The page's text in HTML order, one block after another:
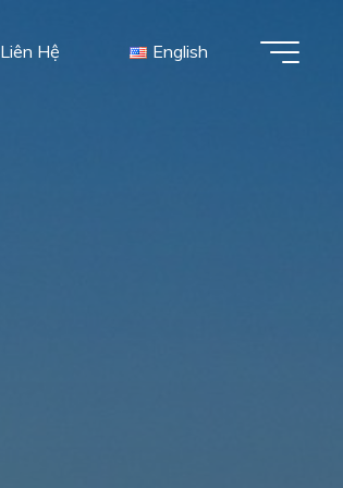
Liên Hệ English